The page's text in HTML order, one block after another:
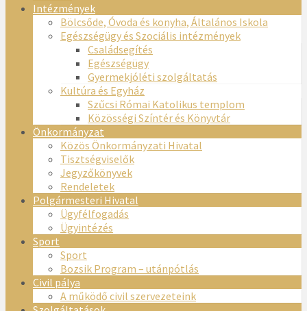
Intézmények
Bölcsőde, Óvoda és konyha, Általános Iskola
Egészségügy és Szociális intézmények
Családsegítés
Egészségügy
Gyermekjóléti szolgáltatás
Kultúra és Egyház
Szűcsi Római Katolikus templom
Közösségi Színtér és Könyvtár
Önkormányzat
Közös Önkormányzati Hivatal
Tisztségviselők
Jegyzőkönyvek
Rendeletek
Polgármesteri Hivatal
Ügyfélfogadás
Ügyintézés
Sport
Sport
Bozsik Program – utánpótlás
Civil pálya
A működő civil szervezeteink